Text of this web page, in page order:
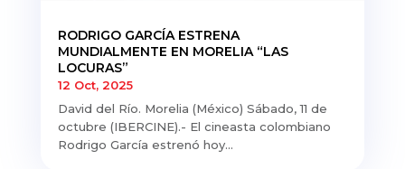
RODRIGO GARCÍA ESTRENA
MUNDIALMENTE EN MORELIA “LAS
LOCURAS”
12 Oct, 2025
David del Río. Morelia (México) Sábado, 11 de
octubre (IBERCINE).- El cineasta colombiano
Rodrigo García estrenó hoy...